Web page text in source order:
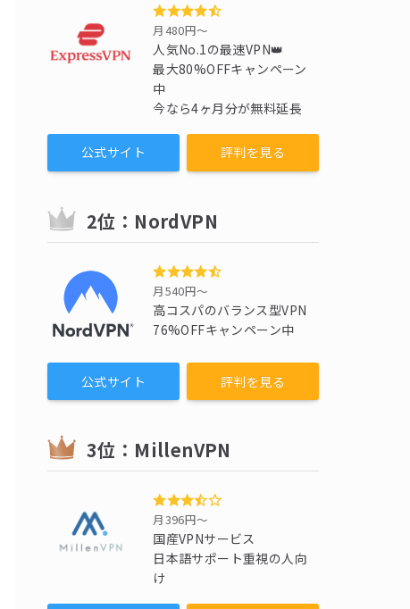
月480円〜
人気No.1の最速VPN👑
最大80%OFFキャンペーン
中
今なら4ヶ月分が無料延長
公式サイト 評判を見る
2位：NordVPN
月540円〜
高コスパのバランス型VPN
76%OFFキャンペーン中
公式サイト 評判を見る
3位：MillenVPN
月396円〜
国産VPNサービス
日本語サポート重視の人向
け